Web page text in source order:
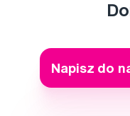
Napisz do